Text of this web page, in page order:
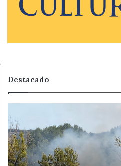
Destacado
incendio
en
un
solar
próximo